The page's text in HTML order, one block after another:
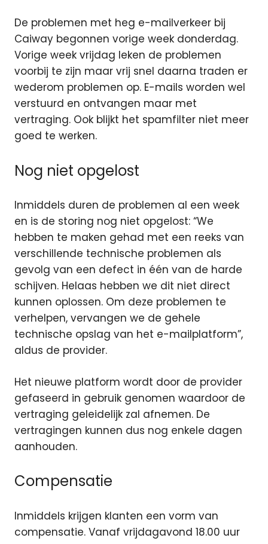
De problemen met heg e-mailverkeer bij
Caiway begonnen vorige week donderdag.
Vorige week vrijdag leken de problemen
voorbij te zijn maar vrij snel daarna traden er
wederom problemen op. E-mails worden wel
verstuurd en ontvangen maar met
vertraging. Ook blijkt het spamfilter niet meer
goed te werken.
Nog niet opgelost
Inmiddels duren de problemen al een week
en is de storing nog niet opgelost: “We
hebben te maken gehad met een reeks van
verschillende technische problemen als
gevolg van een defect in één van de harde
schijven. Helaas hebben we dit niet direct
kunnen oplossen. Om deze problemen te
verhelpen, vervangen we de gehele
technische opslag van het e-mailplatform”,
aldus de provider.
Het nieuwe platform wordt door de provider
gefaseerd in gebruik genomen waardoor de
vertraging geleidelijk zal afnemen. De
vertragingen kunnen dus nog enkele dagen
aanhouden.
Compensatie
Inmiddels krijgen klanten een vorm van
compensatie. Vanaf vrijdagavond 18.00 uur